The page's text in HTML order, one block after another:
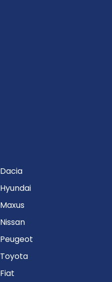
Dacia
Hyundai
Maxus
Nissan
Peugeot
Toyota
Fiat